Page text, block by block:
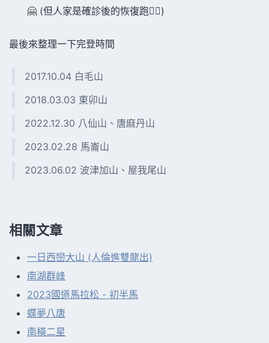
🤗 (但人家是確診後的恢復跑😮‍💨)
最後來整理一下完登時間
2017.10.04 白毛山
2018.03.03 東卯山
2022.12.30 八仙山、唐麻丹山
2023.02.28 馬崙山
2023.06.02 波津加山、屋我尾山
相關文章
一日西巒大山 (人倫進雙龍出)
南湖群峰
2023國道馬拉松 - 初半馬
蝶夢八唐
南橫二星